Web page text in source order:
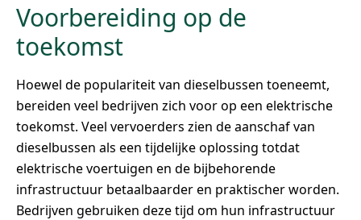
Voorbereiding op de
toekomst
Hoewel de populariteit van dieselbussen toeneemt,
bereiden veel bedrijven zich voor op een elektrische
toekomst. Veel vervoerders zien de aanschaf van
dieselbussen als een tijdelijke oplossing totdat
elektrische voertuigen en de bijbehorende
infrastructuur betaalbaarder en praktischer worden.
Bedrijven gebruiken deze tijd om hun infrastructuur